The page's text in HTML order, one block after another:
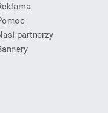
partnerzy